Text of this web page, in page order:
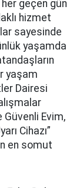
geçen gün
hizmet
sayesinde
yaşamda
yaşam
Dairesi
Güvenli Evim,
Cihazı”
en somut